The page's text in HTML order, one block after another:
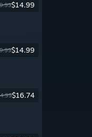
$14.99
$14.99
$16.74